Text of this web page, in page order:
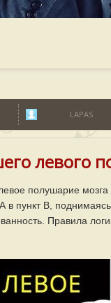
LAPAS
левого
полушарие
в пункт В,
Правила